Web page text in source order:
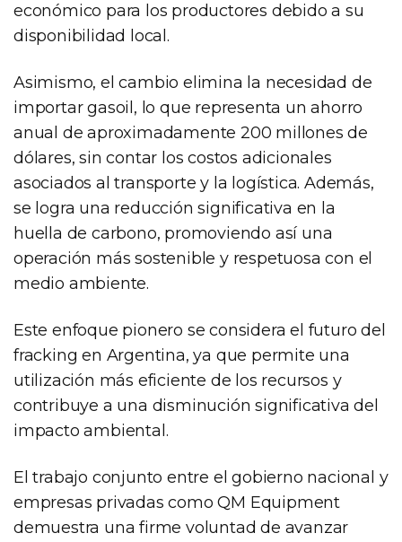
económico para los productores debido a su
disponibilidad local.
Asimismo, el cambio elimina la necesidad de
importar gasoil, lo que representa un ahorro
anual de aproximadamente 200 millones de
dólares, sin contar los costos adicionales
asociados al transporte y la logística. Además,
se logra una reducción significativa en la
huella de carbono, promoviendo así una
operación más sostenible y respetuosa con el
medio ambiente.
Este enfoque pionero se considera el futuro del
fracking en Argentina, ya que permite una
utilización más eficiente de los recursos y
contribuye a una disminución significativa del
impacto ambiental.
El trabajo conjunto entre el gobierno nacional y
empresas privadas como QM Equipment
demuestra una firme voluntad de avanzar